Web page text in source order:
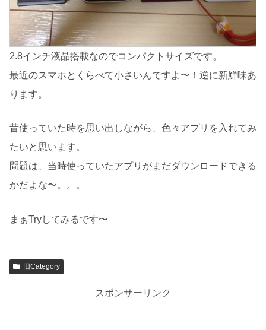
2.8インチ液晶搭載なのでコンパクトサイズです。
最近のスマホとくらべて小さいんですよ〜！逆に新鮮味あ
ります。
昔使っていた時を思い出しながら、色々アプリを入れてみ
たいと思います。
問題は、当時使っていたアプリがまだダウンロードできる
かだよな〜。。。
まぁTryしてみるです〜
旧Category
スポンサーリンク